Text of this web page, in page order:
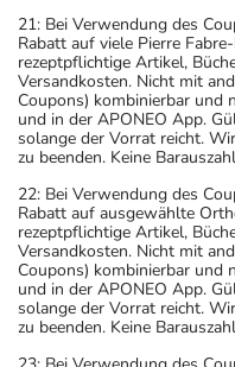
21: Bei Verwendung des
Rabatt auf viele Pierre
rezeptpflichtige Artikel,
Versandkosten. Nicht mit
Coupons) kombinierbar und
und in der APONEO App.
solange der Vorrat reicht.
zu beenden. Keine
22: Bei Verwendung des
Rabatt auf ausgewählte
rezeptpflichtige Artikel,
Versandkosten. Nicht mit
Coupons) kombinierbar und
und in der APONEO App.
solange der Vorrat reicht.
zu beenden. Keine